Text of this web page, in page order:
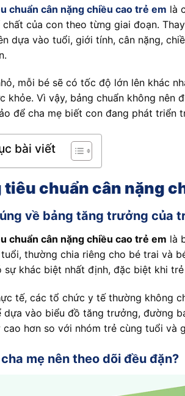
chuẩn cân nặng chiều cao trẻ em là
của con theo từng giai đoạn.
dựa vào tuổi, giới tính, cân nặng,
mỗi bé sẽ có tốc độ lớn lên khác
khỏe. Vì vậy, bảng chuẩn không
để cha mẹ biết con đang phát triển
bài viết
tiêu chuẩn cân nặng
về bảng tăng trưởng của
chuẩn cân nặng chiều cao trẻ em là
thường chia riêng cho bé trai và
sự khác biệt nhất định, đặc biệt khi
tế, các tổ chức y tế thường không
dựa vào biểu đồ tăng trưởng, đường
cao hơn so với nhóm trẻ cùng tuổi và
mẹ nên theo dõi đều đặn?